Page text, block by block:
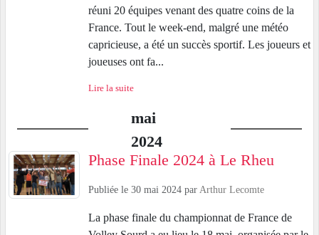
réuni 20 équipes venant des quatre coins de la
France. Tout le week-end, malgré une météo
capricieuse, a été un succès sportif. Les joueurs et
joueuses ont fa...
Lire la suite
mai
2024
Phase Finale 2024 à Le Rheu
Publiée le 30 mai 2024 par Arthur Lecomte
La phase finale du championnat de France de